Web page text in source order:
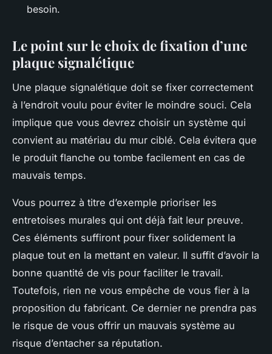
besoin.
Le point sur le choix de fixation d’une
plaque signalétique
Une plaque signalétique doit se fixer correctement
à l’endroit voulu pour éviter le moindre souci. Cela
implique que vous devrez choisir un système qui
convient au matériau du mur ciblé. Cela évitera que
le produit flanche ou tombe facilement en cas de
mauvais temps.
Vous pourrez à titre d’exemple prioriser les
entretoises murales qui ont déjà fait leur preuve.
Ces éléments suffiront pour fixer solidement la
plaque tout en la mettant en valeur. Il suffit d’avoir la
bonne quantité de vis pour faciliter le travail.
Toutefois, rien ne vous empêche de vous fier à la
proposition du fabricant. Ce dernier ne prendra pas
le risque de vous offrir un mauvais système au
risque d’entacher sa réputation.